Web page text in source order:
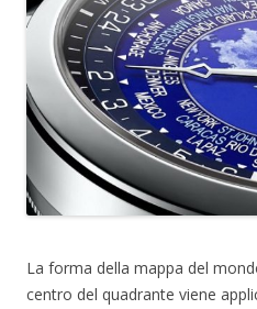
La forma della mappa del
centro del quadrante viene